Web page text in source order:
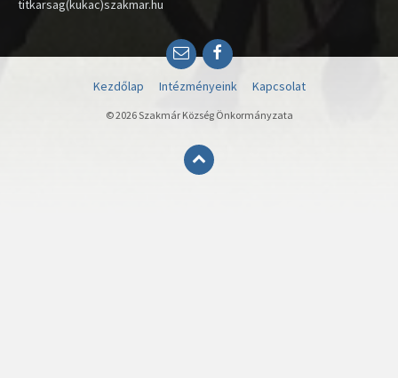
titkarsag(kukac)szakmar.hu
EmailFacebook
Kezdőlap Intézményeink Kapcsolat
© 2026 Szakmár Község Önkormányzata